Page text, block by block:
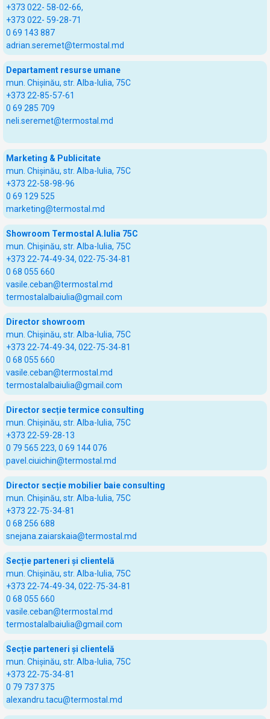
+373 022- 58-02-66,
+373 022- 59-28-71
0 69 143 887
adrian.seremet@termostal.md
Departament resurse umane
mun. Chișinău, str. Alba-Iulia, 75C
+373 22-85-57-61
0 69 285 709
neli.seremet@termostal.md
Marketing & Publicitate
mun. Chișinău, str. Alba-Iulia, 75C
+373 22-58-98-96
0 69 129 525
marketing@termostal.md
Showroom Termostal A.Iulia 75C
mun. Chișinău, str. Alba-Iulia, 75C
+373 22-74-49-34, 022-75-34-81
0 68 055 660
vasile.ceban@termostal.md
termostalalbaiulia@gmail.com
Director showroom
mun. Chișinău, str. Alba-Iulia, 75C
+373 22-74-49-34, 022-75-34-81
0 68 055 660
vasile.ceban@termostal.md
termostalalbaiulia@gmail.com
Director secție termice consulting
mun. Chișinău, str. Alba-Iulia, 75C
+373 22-59-28-13
0 79 565 223, 0 69 144 076
pavel.ciuichin@termostal.md
Director secție mobilier baie consulting
mun. Chișinău, str. Alba-Iulia, 75C
+373 22-75-34-81
0 68 256 688
snejana.zaiarskaia@termostal.md
Secție parteneri și clientelă
mun. Chișinău, str. Alba-Iulia, 75C
+373 22-74-49-34, 022-75-34-81
0 68 055 660
vasile.ceban@termostal.md
termostalalbaiulia@gmail.com
Secție parteneri și clientelă
mun. Chișinău, str. Alba-Iulia, 75C
+373 22-75-34-81
0 79 737 375
alexandru.tacu@termostal.md